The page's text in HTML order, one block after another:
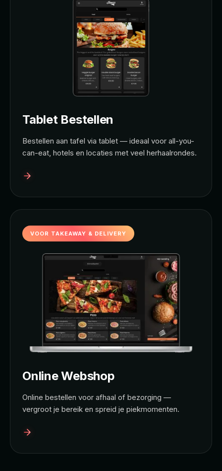
Tablet Bestellen
Bestellen aan tafel via tablet — ideaal voor all-you-
can-eat, hotels en locaties met veel herhaalrondes.
VOOR TAKEAWAY & DELIVERY
Online Webshop
Online bestellen voor afhaal of bezorging —
vergroot je bereik en spreid je piekmomenten.